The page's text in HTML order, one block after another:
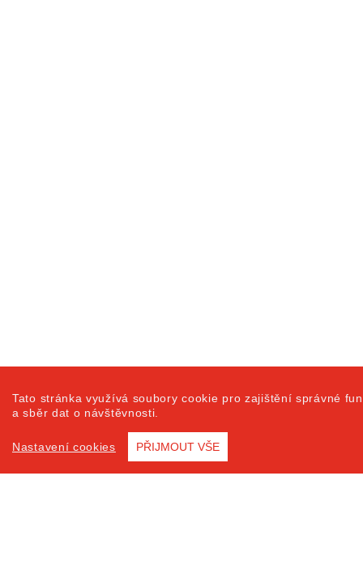
Tato stránka využívá soubory cookie pro zajištění správné
a sběr dat o návštěvnosti.
Nastavení cookies PŘIJMOUT VŠE